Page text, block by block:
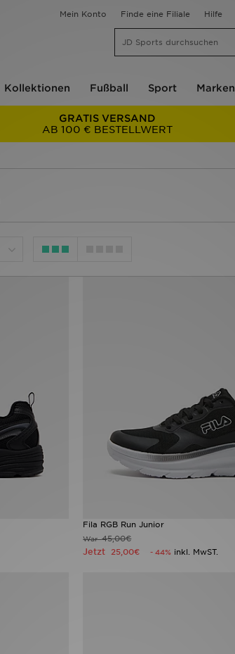
Mein Konto Finde eine Filiale Hilfe
Kollektionen Fußball Sport Marken
GRATIS VERSAND
AB 100 € BESTELLWERT
Fila RGB Run Junior
War45,00€
Jetzt25,00€ - 44% inkl. MwST.